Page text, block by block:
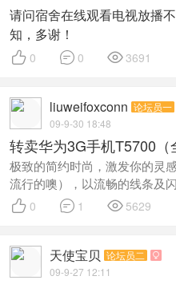
请问宿舍在线观看电视放播
知，多谢！
 0  0 3691
liuweifoxconn 论坛员一
09-9-30 18:48
转卖华为3G手机T5700（
极致的简约时尚，激发你的灵
流行的噢），以流畅的线条及
 0  1  5629
天使宝贝 论坛员二 
09-9-27 12:11